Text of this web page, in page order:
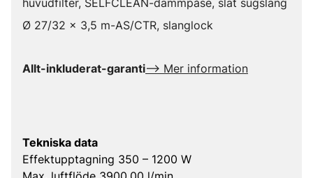
huvudfilter, SELFCLEAN-dammpåse, slät sugslang
Ø 27/32 x 3,5 m-AS/CTR, slanglock
Allt-inkluderat-garanti--> Mer information
Tekniska data
Effektupptagning 350 – 1200 W